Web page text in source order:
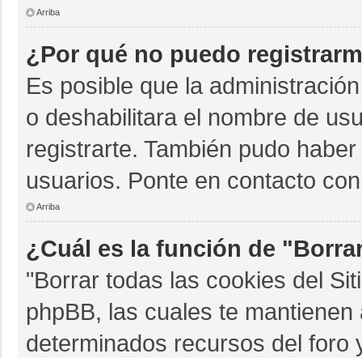
Arriba
¿Por qué no puedo
Es posible que la
o deshabilitara el nombre de
registrarte. También pudo
usuarios. Ponte en contacto
Arriba
¿Cuál es la función de
"Borrar todas las cookies del
phpBB, las cuales te
determinados recursos del foro